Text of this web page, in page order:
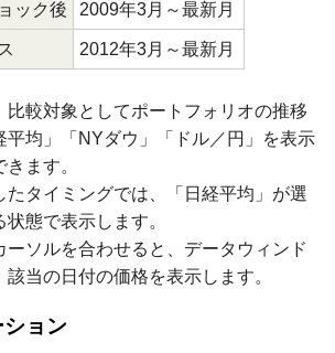
ック後 2009年3月～最新月
2012年3月～最新月
比較対象としてポートフォリオの推移
平均」「NYダウ」「ドル／円」を表示
ます。
たタイミングでは、「日経平均」が選
態で表示します。
ーソルを合わせると、データウィンド
該当の日付の価格を表示します。
ョン